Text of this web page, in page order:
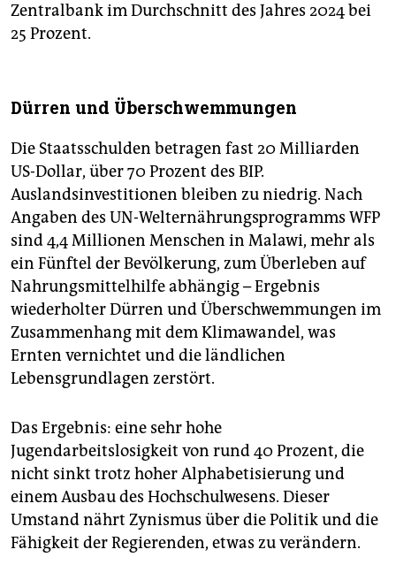
Zentralbank im Durchschnitt des Jahres 2024 bei
25 Prozent.
Dürren und Überschwemmungen
Die Staatsschulden betragen fast 20 Milliarden
US-Dollar, über 70 Prozent des BIP.
Auslandsinvestitionen bleiben zu niedrig. Nach
Angaben des UN-Welternährungsprogramms WFP
sind 4,4 Millionen Menschen in Malawi, mehr als
ein Fünftel der Bevölkerung, zum Überleben auf
Nahrungsmittelhilfe abhängig – Ergebnis
wiederholter Dürren und Überschwemmungen im
Zusammenhang mit dem Klimawandel, was
Ernten vernichtet und die ländlichen
Lebensgrundlagen zerstört.
Das Ergebnis: eine sehr hohe
Jugendarbeitslosigkeit von rund 40 Prozent, die
nicht sinkt trotz hoher Alphabetisierung und
einem Ausbau des Hochschulwesens. Dieser
Umstand nährt Zynismus über die Politik und die
Fähigkeit der Regierenden, etwas zu verändern.